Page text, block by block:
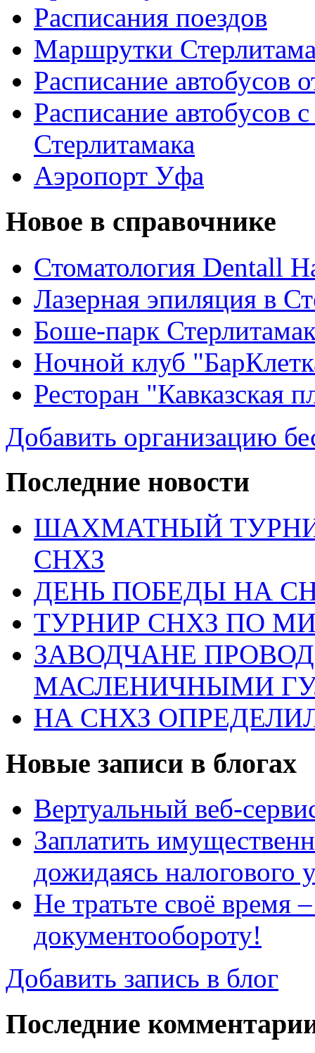
Расписания поездов
Маршрутки
Расписание автобусов
Расписание автобусов
Стерлитамака
Аэропорт Уфа
Новое в справочнике
Стоматология Dentall
Лазерная эпиляция в
Боше-парк
Ночной клуб
Ресторан "Кавказская
Добавить организацию
Последние новости
ШАХМАТНЫЙ
СНХЗ
ДЕНЬ ПОБЕДЫ НА
ТУРНИР СНХЗ ПО
ЗАВОДЧАНЕ
МАСЛЕНИЧНЫМИ
НА СНХЗ
Новые записи в блогах
Вертуальный веб-
Заплатить
дожидаясь налогового
Не тратьте своё время
документообороту!
Добавить запись в блог
Последние